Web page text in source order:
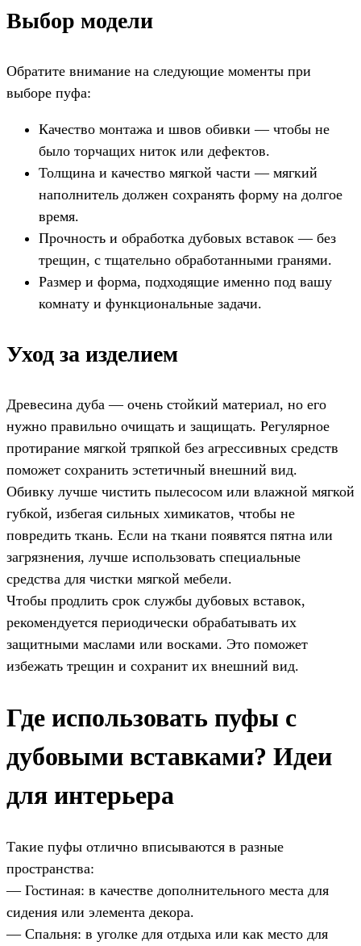
Выбор модели
Обратите внимание на следующие моменты при
выборе пуфа:
Качество монтажа и швов обивки — чтобы не
было торчащих ниток или дефектов.
Толщина и качество мягкой части — мягкий
наполнитель должен сохранять форму на долгое
время.
Прочность и обработка дубовых вставок — без
трещин, с тщательно обработанными гранями.
Размер и форма, подходящие именно под вашу
комнату и функциональные задачи.
Уход за изделием
Древесина дуба — очень стойкий материал, но его
нужно правильно очищать и защищать. Регулярное
протирание мягкой тряпкой без агрессивных средств
поможет сохранить эстетичный внешний вид.
Обивку лучше чистить пылесосом или влажной мягкой
губкой, избегая сильных химикатов, чтобы не
повредить ткань. Если на ткани появятся пятна или
загрязнения, лучше использовать специальные
средства для чистки мягкой мебели.
Чтобы продлить срок службы дубовых вставок,
рекомендуется периодически обрабатывать их
защитными маслами или восками. Это поможет
избежать трещин и сохранит их внешний вид.
Где использовать пуфы с
дубовыми вставками? Идеи
для интерьера
Такие пуфы отлично вписываются в разные
пространства:
— Гостиная: в качестве дополнительного места для
сидения или элемента декора.
— Спальня: в уголке для отдыха или как место для